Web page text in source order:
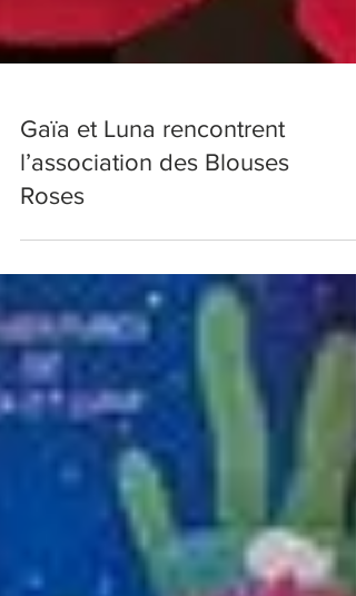
Gaïa et Luna rencontrent
l’association des Blouses
Roses